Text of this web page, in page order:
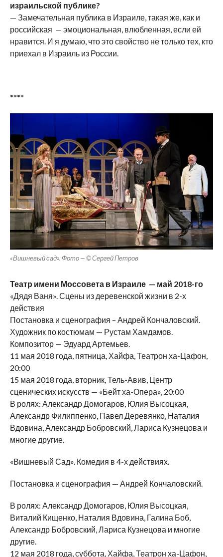
израильской публике?
— Замечательная публика в Израиле, такая же, как и
российская — эмоциональная, влюбленная, если ей
нравится. И я думаю, что это свойство не только тех, кто
приехал в Израиль из России.
****
«Вишневый сад». Фото — © Сергей Петров
Театр имени Моссовета в Израиле — май 2018-го
«Дядя Ваня». Сцены из деревенской жизни в 2-х
действия
Постановка и сценография – Андрей Кончаловский.
Художник по костюмам — Рустам Хамдамов.
Композитор — Эдуард Артемьев.
11 мая 2018 года, пятница, Хайфа, Театрон ха-Цафон,
20:00
15 мая 2018 года, вторник, Тель-Авив, Центр
сценических искусств — «Бейт ха-Опера», 20:00
В ролях: Александр Домогаров, Юлия Высоцкая,
Александр Филиппенко, Павел Деревянко, Наталия
Вдовина, Александр Бобровский, Лариса Кузнецова и
многие другие.
«Вишневый Сад». Комедия в 4-х действиях.
Постановка и сценография — Андрей Кончаловский.
В ролях: Александр Домогаров, Юлия Высоцкая,
Виталий Кищенко, Наталия Вдовина, Галина Боб,
Александр Бобровский, Лариса Кузнецова и многие
другие.
12 мая 2018 года, суббота, Хайфа, Театрон ха-Цафон,